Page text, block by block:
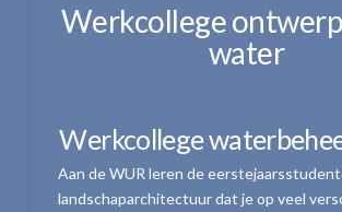
Werkcollege
water
Werkcollege
Aan de WUR leren de
landschaparchitectuur dat je op veel